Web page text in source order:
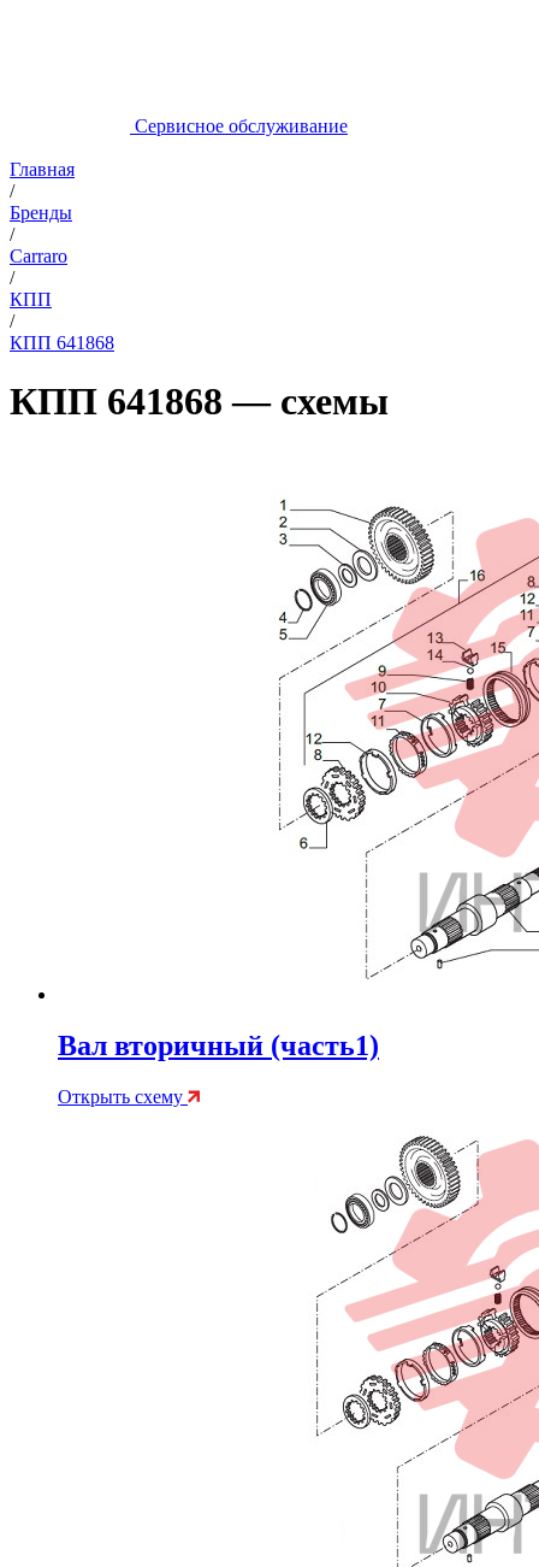
Сервисное обслуживание
Главная
/
Бренды
/
Carraro
/
КПП
/
КПП 641868
КПП 641868 — схемы
Вал вторичный (часть1)
Открыть схему